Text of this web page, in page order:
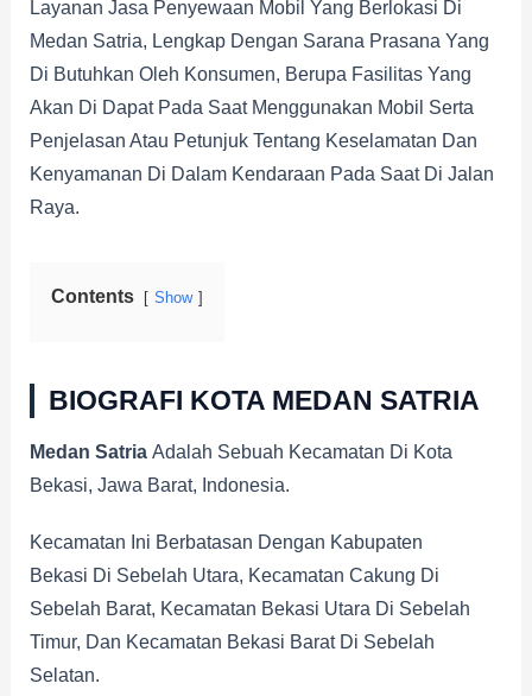
Layanan Jasa Penyewaan Mobil Yang Berlokasi Di
Medan Satria, Lengkap Dengan Sarana Prasana Yang
Di Butuhkan Oleh Konsumen, Berupa Fasilitas Yang
Akan Di Dapat Pada Saat Menggunakan Mobil Serta
Penjelasan Atau Petunjuk Tentang Keselamatan Dan
Kenyamanan Di Dalam Kendaraan Pada Saat Di Jalan
Raya.
Contents Show
BIOGRAFI KOTA MEDAN SATRIA
Medan SatriaAdalah Sebuah Kecamatan Di Kota
Bekasi, Jawa Barat, Indonesia.
Kecamatan Ini Berbatasan Dengan Kabupaten
Bekasi Di Sebelah Utara, Kecamatan Cakung Di
Sebelah Barat, Kecamatan Bekasi Utara Di Sebelah
Timur, Dan Kecamatan Bekasi Barat Di Sebelah
Selatan.